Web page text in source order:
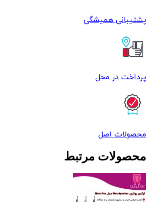
پشتیبانی همیشگی
پرداخت در محل
محصولات اصل
محصولات مرتبط